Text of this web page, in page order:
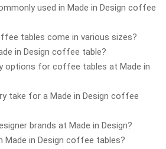
used in Made in Design coffee
tables come in various sizes?
in Design coffee table?
options for coffee tables at Made in
take for a Made in Design coffee
brands at Made in Design?
Made in Design coffee tables?